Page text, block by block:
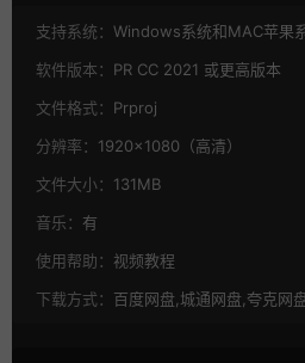
支持系统： Windows系统和MAC苹果
软件版本： PR CC 2021 或更高版本
文件格式： Prproj
分辨率： 1920×1080（高清）
文件大小： 131MB
音乐： 有
使用帮助： 视频教程
下载方式： 百度网盘,城通网盘,夸克网